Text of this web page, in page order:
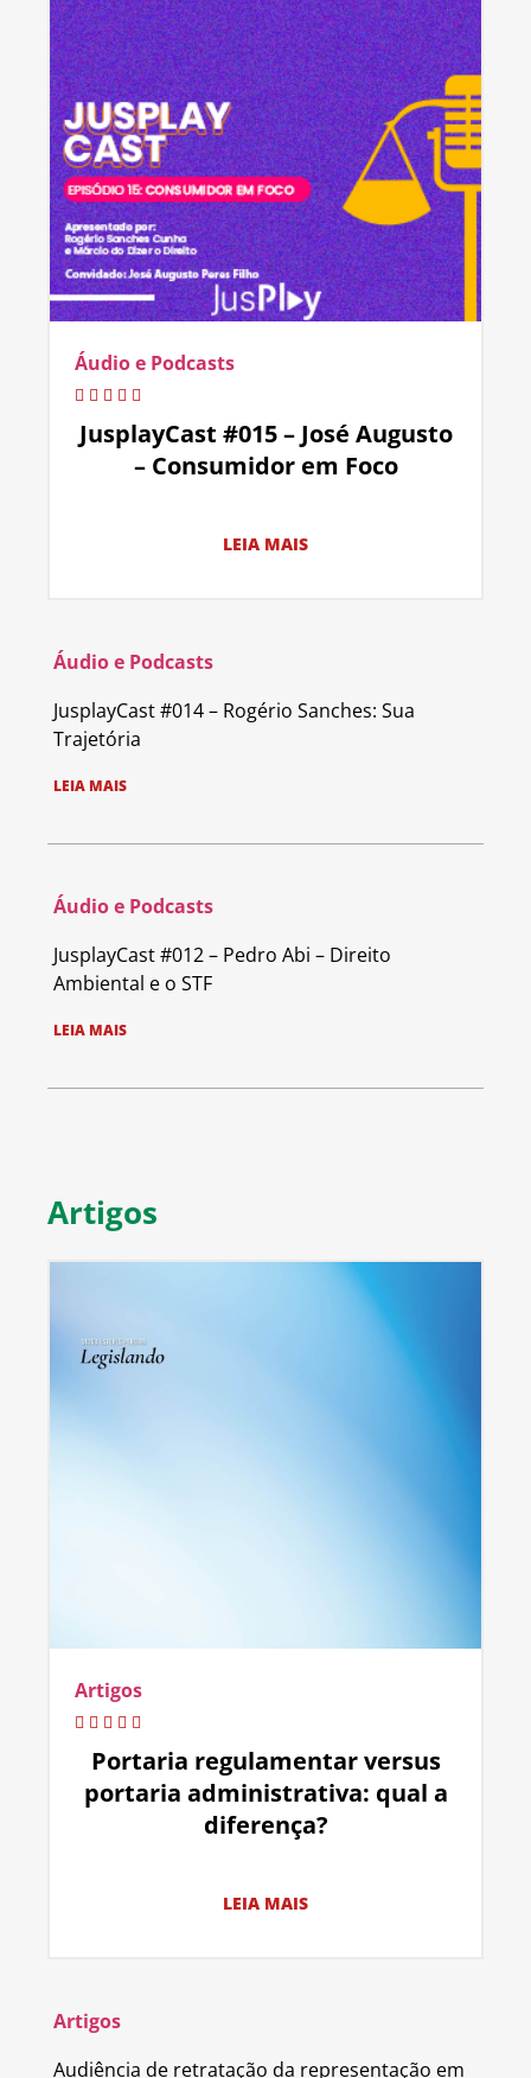
Áudio e Podcasts
JusplayCast #015 – José Augusto
– Consumidor em Foco
LEIA MAIS
Áudio e Podcasts
JusplayCast #014 – Rogério Sanches: Sua
Trajetória
LEIA MAIS
Áudio e Podcasts
JusplayCast #012 – Pedro Abi – Direito
Ambiental e o STF
LEIA MAIS
Artigos
Artigos
Portaria regulamentar versus
portaria administrativa: qual a
diferença?
LEIA MAIS
Artigos
Audiência de retratação da representação em